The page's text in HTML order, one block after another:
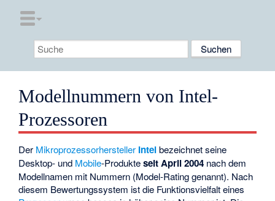
Modellnummern von Intel-
Prozessoren
Der Mikroprozessorhersteller Intelbezeichnet seine
Desktop- und Mobile-Produkteseit April 2004 nach dem
Modellnamen mit Nummern (Model-Rating genannt). Nach
diesem Bewertungssystem ist die Funktionsvielfalt eines